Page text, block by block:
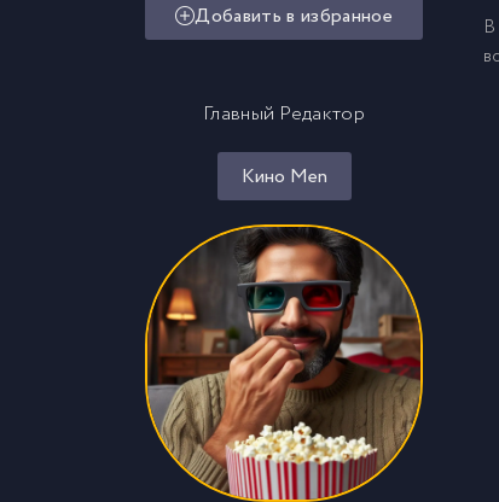
Добавить в избранное
Главный Редактор
Кино Men